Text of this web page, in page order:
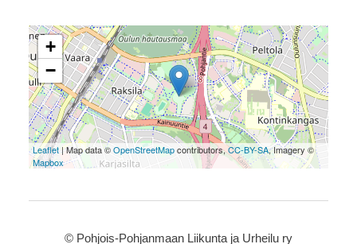
+
−
Leaflet| Map data ©OpenStreetMapcontributors,CC-BY-SA, Imagery ©
Mapbox
© Pohjois-Pohjanmaan Liikunta ja Urheilu ry